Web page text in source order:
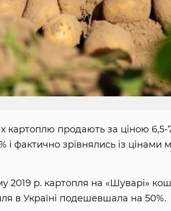
картоплю продають за ціною 6,5-
і фактично зрівнялись із
2019 р. картопля на «Шуварі»
в Україні подешевшала на 50%.